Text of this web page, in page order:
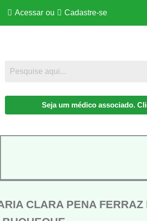
Acessar ou Cadastre-se
Seja um médico associado.
CLARA PENA FERRAZ